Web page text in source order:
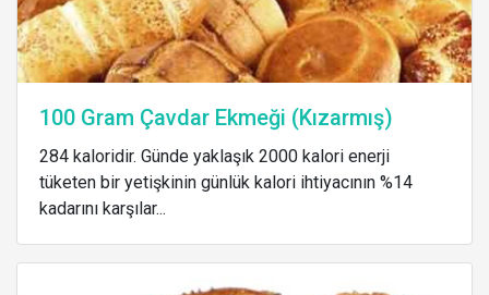
100 Gram Çavdar Ekmeği (Kızarmış)
284 kaloridir. Günde yaklaşık 2000 kalori enerji
tüketen bir yetişkinin günlük kalori ihtiyacının %14
kadarını karşılar...